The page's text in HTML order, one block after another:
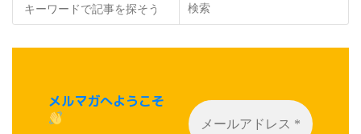
検索
メルマガへようこそ